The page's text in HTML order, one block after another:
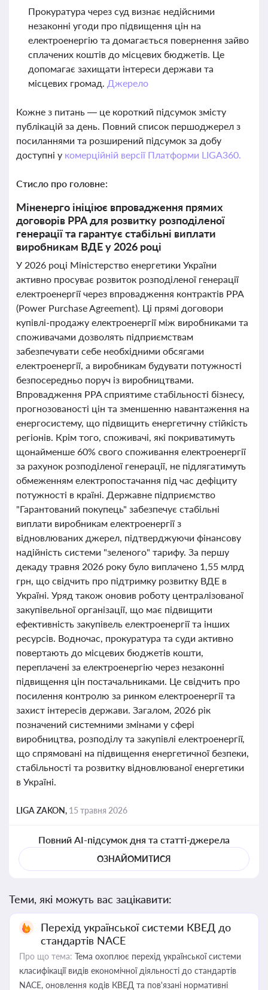
Прокуратура через суд визнає недійсними
незаконні угоди про підвищення цін на
електроенергію та домагається повернення зайво
сплачених коштів до місцевих бюджетів. Це
допомагає захищати інтереси держави та
місцевих громад. Джерело
Кожне з питань — це короткий підсумок змісту
публікацій за день. Повний список першоджерел з
посиланнями та розширений підсумок за добу
доступні у комерційній версії Платформи LIGA360.
Стисло про головне:
Міненерго ініціює впровадження прямих
договорів PPA для розвитку розподіленої
генерації та гарантує стабільні виплати
виробникам ВДЕ у 2026 році
У 2026 році Міністерство енергетики України
активно просуває розвиток розподіленої генерації
електроенергії через впровадження контрактів PPA
(Power Purchase Agreement). Ці прямі договори
купівлі-продажу електроенергії між виробниками та
споживачами дозволять підприємствам
забезпечувати себе необхідними обсягами
електроенергії, а виробникам будувати потужності
безпосередньо поруч із виробництвами.
Впровадження PPA сприятиме стабільності бізнесу,
прогнозованості цін та зменшенню навантаження на
енергосистему, що підвищить енергетичну стійкість
регіонів. Крім того, споживачі, які покриватимуть
щонайменше 60% свого споживання електроенергії
за рахунок розподіленої генерації, не підлягатимуть
обмеженням електропостачання під час дефіциту
потужності в країні. Державне підприємство
"Гарантований покупець" забезпечує стабільні
виплати виробникам електроенергії з
відновлюваних джерел, підтверджуючи фінансову
надійність системи "зеленого" тарифу. За першу
декаду травня 2026 року було виплачено 1,55 млрд
грн, що свідчить про підтримку розвитку ВДЕ в
Україні. Уряд також оновив роботу централізованої
закупівельної організації, що має підвищити
ефективність закупівель електроенергії та інших
ресурсів. Водночас, прокуратура та суди активно
повертають до місцевих бюджетів кошти,
переплачені за електроенергію через незаконні
підвищення цін постачальниками. Це свідчить про
посилення контролю за ринком електроенергії та
захист інтересів держави. Загалом, 2026 рік
позначений системними змінами у сфері
виробництва, розподілу та закупівлі електроенергії,
що спрямовані на підвищення енергетичної безпеки,
стабільності та розвитку відновлюваної енергетики
в Україні.
LIGA ZAKON, 15 травня 2026
Повний AI-підсумок дня та статті-джерела
ОЗНАЙОМИТИСЯ
Теми, які можуть вас зацікавити:
Перехід української системи КВЕД до
стандартів NACE
Про що тема: Тема охоплює перехід української системи
класифікації видів економічної діяльності до стандартів
NACE, оновлення кодів КВЕД та пов'язані нормативні